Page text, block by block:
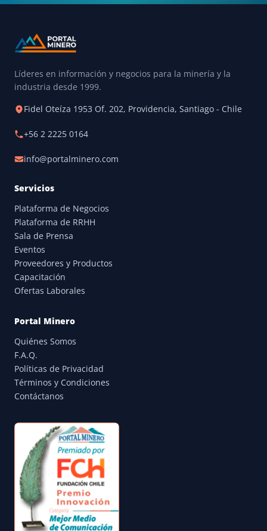
Líderes en información y negocios para la minería y la
industria desde 1999.
Fidel Oteíza 1953 Of. 202, Providencia, Santiago - Chile
+56 2 2225 0164
info@portalminero.com
Servicios
Plataforma de Negocios
Plataforma de RRHH
Sala de Prensa
Eventos
Proveedores y Productos
Capacitación
Ofertas Laborales
Portal Minero
Quiénes Somos
F.A.Q.
Políticas de Privacidad
Términos y Condiciones
Contáctanos